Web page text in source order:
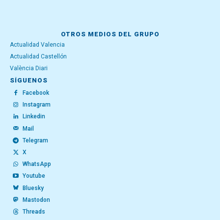
OTROS MEDIOS DEL GRUPO
Actualidad Valencia
Actualidad Castellón
València Diari
SÍGUENOS
Facebook
Instagram
Linkedin
Mail
Telegram
X
WhatsApp
Youtube
Bluesky
Mastodon
Threads